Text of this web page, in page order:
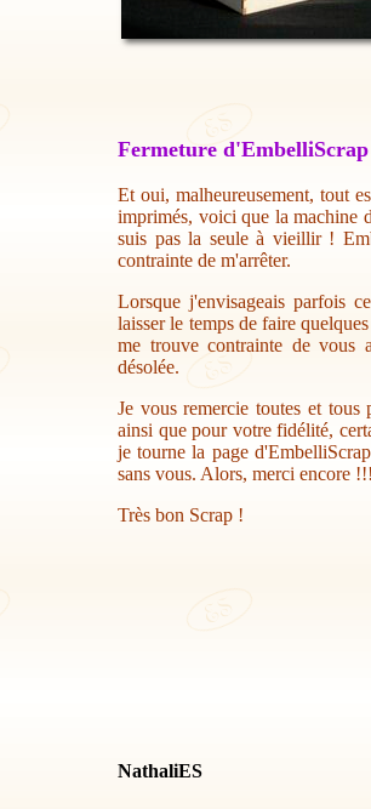
Fermeture
Et oui, malheureusement, tout
imprimés, voici que la machine
suis pas la seule à vieillir !
contrainte de m'arrêter.
Lorsque j'envisageais parfois
laisser le temps de faire
me trouve contrainte de vous
désolée.
Je vous remercie toutes et tous
ainsi que pour votre fidélité,
je tourne la page
sans vous. Alors, merci encore !!!
Très bon Scrap !
NathaliES